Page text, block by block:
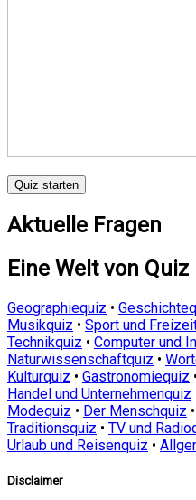
Quiz starten
Aktuelle Fragen
Eine Welt von Quiz
Geographiequiz •
Musikquiz • Sport und
Technikquiz • Computer und
Naturwissenschaftquiz •
Kulturquiz • Gastronomiequiz •
Handel und Unternehmenquiz
Modequiz • Der Menschquiz •
Traditionsquiz • TV und
Urlaub und Reisenquiz •
Disclaimer